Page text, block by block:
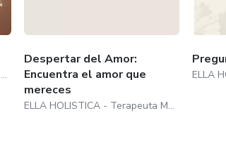
ELLA HOLISTICA - Terapeuta Mayara Augustinho
Despertar del Amor:
Encuentra el amor que
mereces
ELLA HOLISTICA - Terapeuta Mayara Augustinho